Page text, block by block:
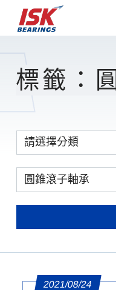
標籤：
2021/08/24